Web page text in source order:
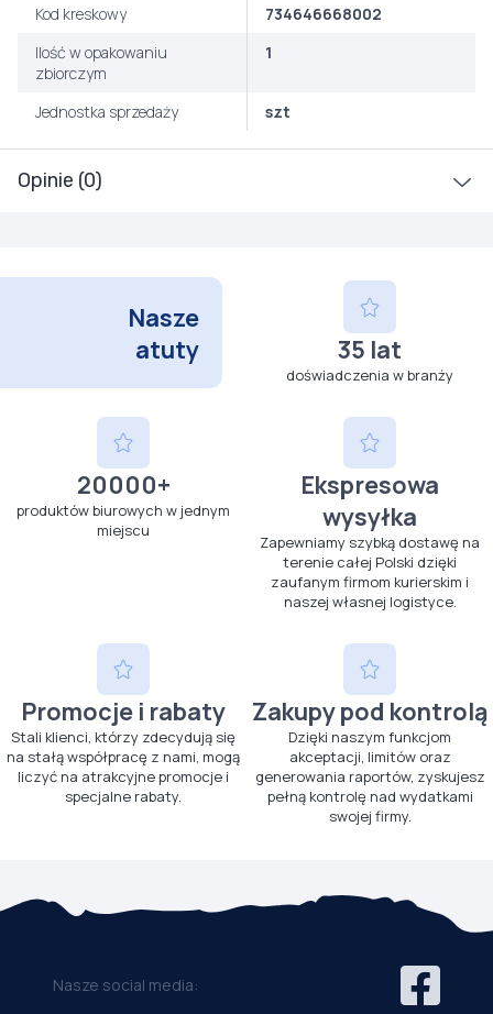
Opinie (0)
Kod kreskowy
734646668002
Ilość w opakowaniu
zbiorczym
1
Jednostka sprzedaży szt
Nasze
atuty
35 lat
doświadczenia w branży
20000+
produktów biurowych w jednym
miejscu
Ekspresowa
wysyłka
Zapewniamy szybką dostawę na
terenie całej Polski dzięki
zaufanym firmom kurierskim i
naszej własnej logistyce.
Promocje i rabaty
Stali klienci, którzy zdecydują się
na stałą współpracę z nami, mogą
liczyć na atrakcyjne promocje i
specjalne rabaty.
Zakupy pod kontrolą
Dzięki naszym funkcjom
akceptacji, limitów oraz
generowania raportów, zyskujesz
pełną kontrolę nad wydatkami
swojej firmy.
Nasze social media: